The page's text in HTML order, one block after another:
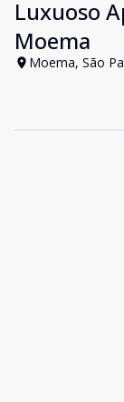
Luxuoso
Moema
Moema, São